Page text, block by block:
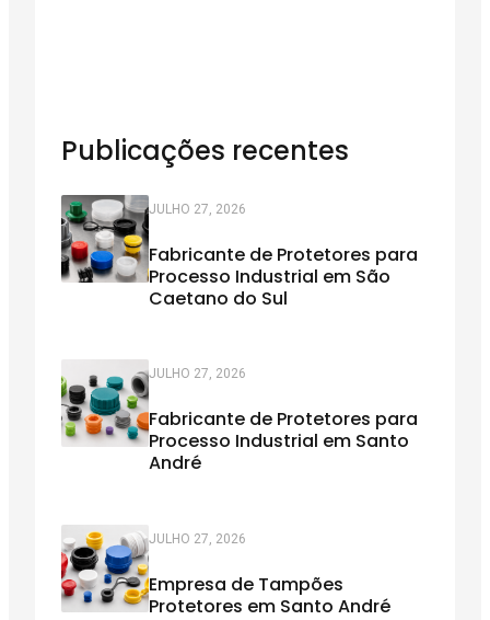
Publicações recentes
JULHO 27, 2026
Fabricante de Protetores para
Processo Industrial em São
Caetano do Sul
JULHO 27, 2026
Fabricante de Protetores para
Processo Industrial em Santo
André
JULHO 27, 2026
Empresa de Tampões
Protetores em Santo André